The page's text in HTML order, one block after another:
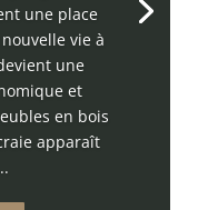
une place
vie à
une
et
en bois
apparaît